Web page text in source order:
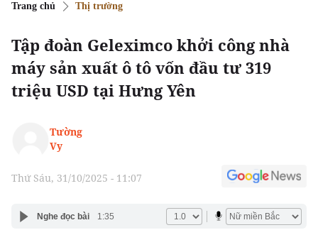
Trang chủ Thị trường
Tập đoàn Geleximco khởi công nhà
máy sản xuất ô tô vốn đầu tư 319
triệu USD tại Hưng Yên
Tường
Vy
Thứ Sáu, 31/10/2025 - 11:07
Nghe đọc bài 1:35